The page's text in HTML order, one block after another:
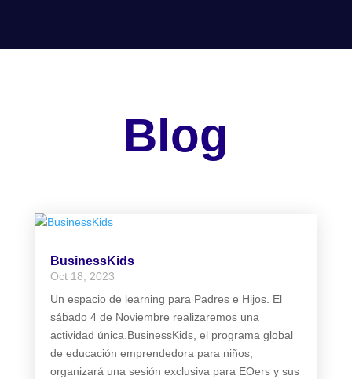
Blog
BusinessKids
Oct 18, 2023
Un espacio de learning para Padres e Hijos. El
sábado 4 de Noviembre realizaremos una
actividad única.BusinessKids, el programa global
de educación emprendedora para niños,
organizará una sesión exclusiva para EOers y sus